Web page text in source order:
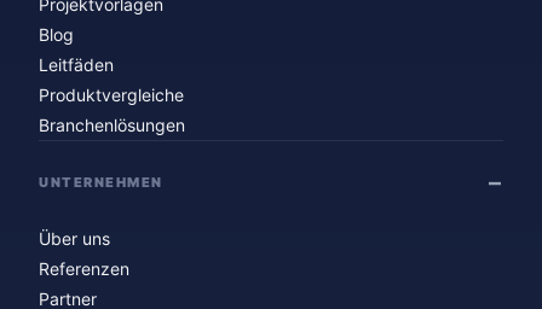
Projektvorlagen
Blog
Leitfäden
Produktvergleiche
Branchenlösungen
UNTERNEHMEN
Über uns
Referenzen
Partner